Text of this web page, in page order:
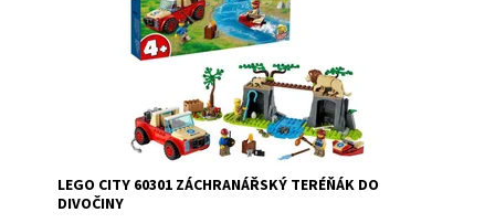
8554
LEGO
LEGO CITY 60301 ZÁCHRANÁŘSKÝ TERÉŇÁK DO
DIVOČINY